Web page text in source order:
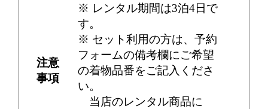
注意
事項
※ レンタル期間は3泊4日で
す。
※ セット利用の方は、予約
フォームの備考欄にご希望
の着物品番をご記入くださ
い。
当店のレンタル商品に